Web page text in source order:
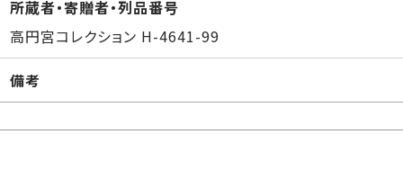
所蔵者・寄贈者・列品番号
高円宮コレクション H-4641-99
備考